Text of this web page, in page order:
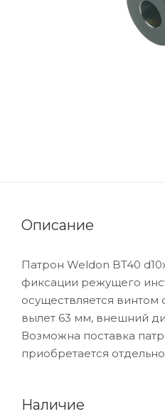
Описание
Патрон Weldon BT40
фиксации режущего
осуществляется
вылет 63 мм, внешний
Возможна поставка
приобретается
Наличие